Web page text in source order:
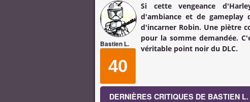
Bastien L.
40
Si cette vengeance
d'ambiance et de
d'incarner Robin. Une piètre
pour la somme demandée.
véritable point noir du DLC.
DERNIÈRES CRITIQUES DE BASTIEN L.